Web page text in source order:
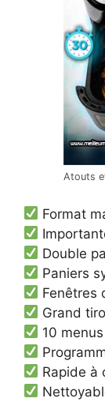
Atouts
Format
Double
Paniers
Fenêtres
Grand
10
Rapide à